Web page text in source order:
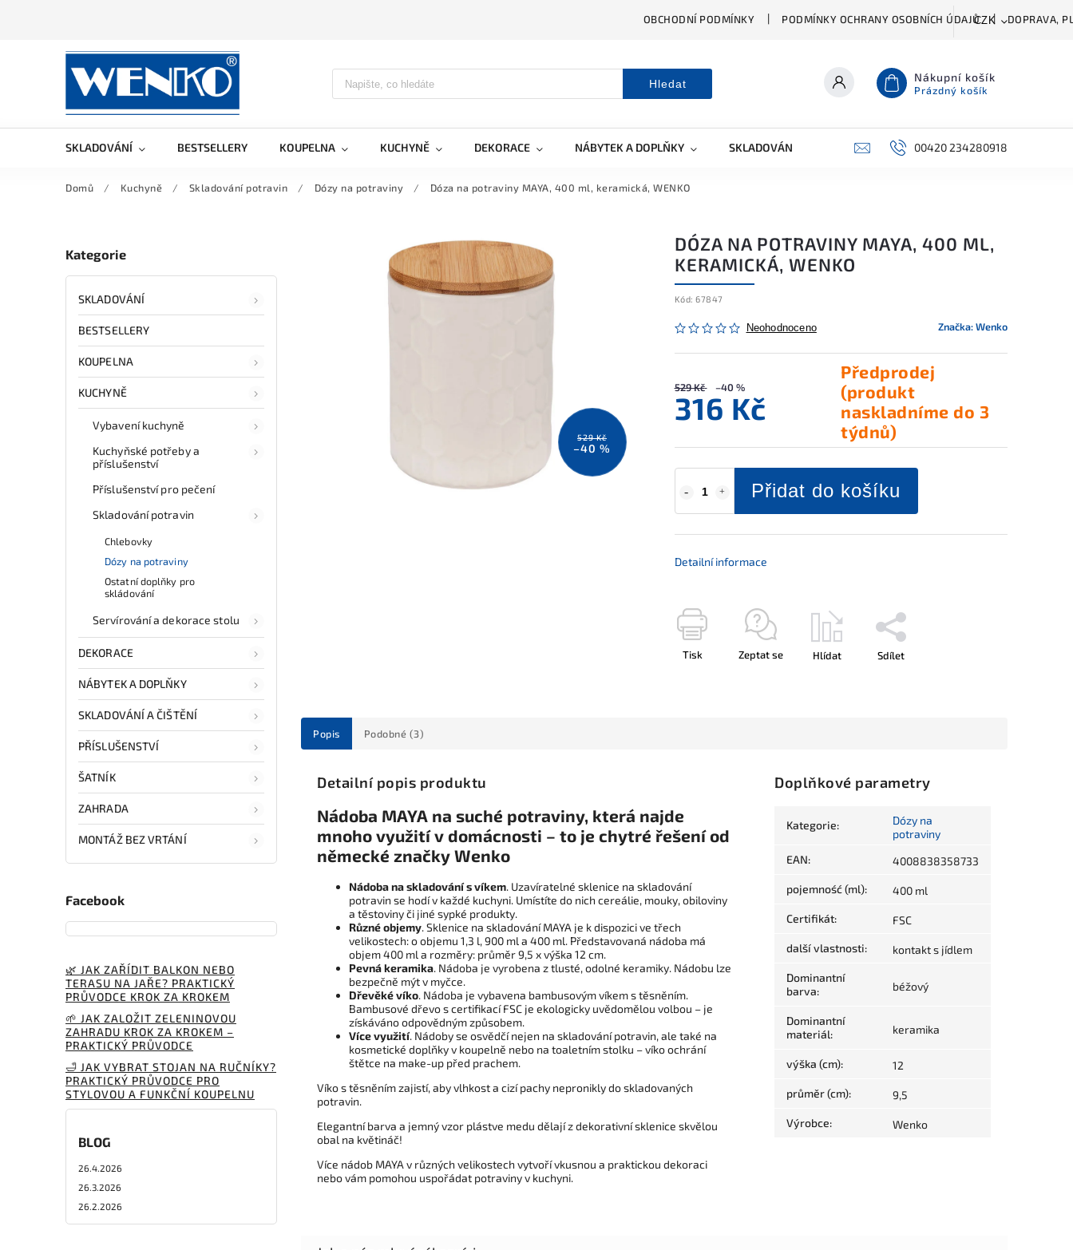
OBCHODNÍ PODMÍNKY PODMÍNKY OCHRANY OSOBNÍCH ÚDAJŮ DOPRAVA,
CZK
Hledat Nákupní košík
Prázdný košík
SKLADOVÁNÍ BESTSELLERY KOUPELNA KUCHYNĚ DEKORACE NÁBYTEK A DOPLŇKY SKLADOVÁNÍ A ČIŠTĚNÍ PŘÍSLUŠENSTVÍ
00420 234280918
Domů / Kuchyně / Skladování potravin / Dózy na potraviny / Dóza na potraviny MAYA, 400 ml, keramická, WENKO
Kategorie
SKLADOVÁNÍ
BESTSELLERY
KOUPELNA
KUCHYNĚ
Vybavení kuchyně
Kuchyňské potřeby a
příslušenství
Příslušenství pro pečení
Skladování potravin
Chlebovky
Dózy na potraviny
Ostatní doplňky pro
skládování
Servírování a dekorace stolu
DEKORACE
NÁBYTEK A DOPLŇKY
SKLADOVÁNÍ A ČIŠTĚNÍ
PŘÍSLUŠENSTVÍ
ŠATNÍK
ZAHRADA
MONTÁŽ BEZ VRTÁNÍ
Facebook
🌿 JAK ZAŘÍDIT BALKON NEBO
TERASU NA JAŘE? PRAKTICKÝ
PRŮVODCE KROK ZA KROKEM
🌱 JAK ZALOŽIT ZELENINOVOU
ZAHRADU KROK ZA KROKEM –
PRAKTICKÝ PRŮVODCE
🛁 JAK VYBRAT STOJAN NA RUČNÍKY?
PRAKTICKÝ PRŮVODCE PRO
STYLOVOU A FUNKČNÍ KOUPELNU
BLOG
26.4.2026
26.3.2026
26.2.2026
529 Kč
–40 %
DÓZA NA POTRAVINY MAYA, 400 ML,
KERAMICKÁ, WENKO
Kód: 67847
Neohodnoceno Značka:Wenko
529 Kč –40 %
316 Kč
Předprodej
(produkt
naskladníme do 3
týdnů)
Přidat do košíku
Detailní informace
Tisk Zeptat se Hlídat Sdílet
Popis Podobné (3)
Detailní popis produktu
Nádoba MAYA na suché potraviny, která najde
mnoho využití v domácnosti – to je chytré řešení od
německé značky Wenko
Nádoba na skladování s víkem. Uzavíratelné sklenice na skladování
potravin se hodí v každé kuchyni. Umístíte do nich cereálie, mouky, obiloviny
a těstoviny či jiné sypké produkty.
Různé objemy. Sklenice na skladování MAYA je k dispozici ve třech
velikostech: o objemu 1,3 l, 900 ml a 400 ml. Představovaná nádoba má
objem 400 ml a rozměry: průměr 9,5 x výška 12 cm.
Pevná keramika. Nádoba je vyrobena z tlusté, odolné keramiky. Nádobu lze
bezpečně mýt v myčce.
Dřevěké víko. Nádoba je vybavena bambusovým víkem s těsněním.
Bambusové dřevo s certifikací FSC je ekologicky uvědomělou volbou – je
získáváno odpovědným způsobem.
Více využití. Nádoby se osvědčí nejen na skladování potravin, ale také na
kosmetické doplňky v koupelně nebo na toaletním stolku – víko ochrání
štětce na make-up před prachem.
Víko s těsněním zajistí, aby vlhkost a cizí pachy nepronikly do skladovaných
potravin.
Elegantní barva a jemný vzor plástve medu dělají z dekorativní sklenice skvělou
obal na květináč!
Více nádob MAYA v různých velikostech vytvoří vkusnou a praktickou dekoraci
nebo vám pomohou uspořádat potraviny v kuchyni.
Doplňkové parametry
Kategorie:
Dózy na
potraviny
EAN: 4008838358733
pojemność (ml): 400 ml
Certifikát: FSC
další vlastnosti: kontakt s jídlem
Dominantní
barva: béžový
Dominantní
materiál: keramika
výška (cm): 12
průměr (cm): 9,5
Výrobce: Wenko